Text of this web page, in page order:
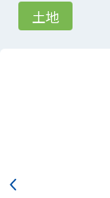
土地